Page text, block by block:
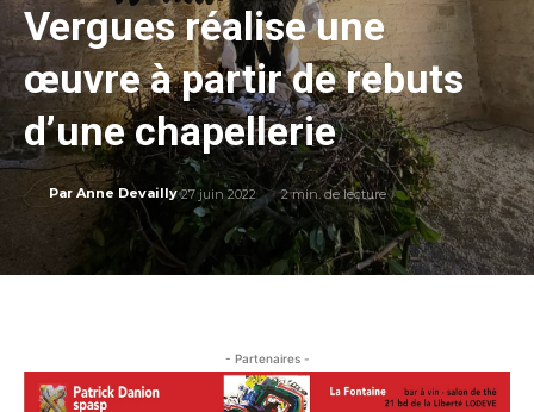
Vergues réalise une
œuvre à partir de rebuts
d’une chapellerie
Par Anne Devailly 27 juin 2022 2min. de lecture
- Partenaires -